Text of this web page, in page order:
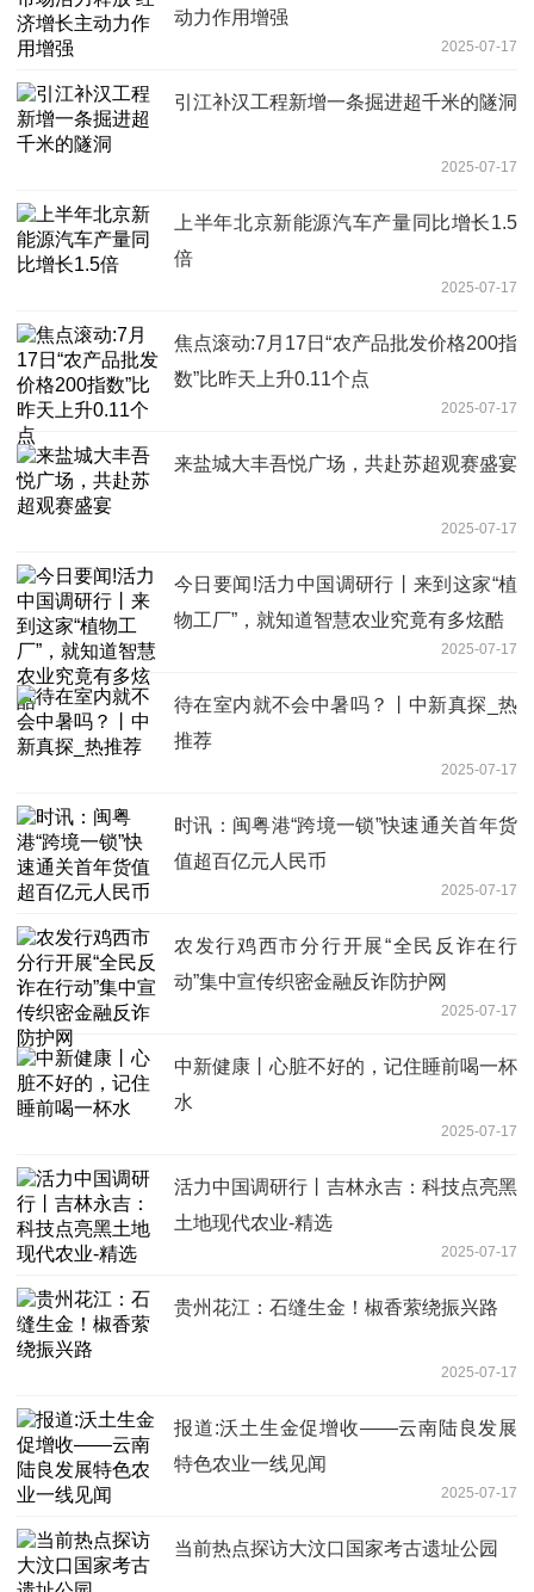
动力作用增强
2025-07-17
引江补汉工程新增一条掘进超千米的隧洞
2025-07-17
上半年北京新能源汽车产量同比增长1.5
倍
2025-07-17
焦点滚动:7月17日“农产品批发价格200指
数”比昨天上升0.11个点
2025-07-17
来盐城大丰吾悦广场，共赴苏超观赛盛宴
2025-07-17
今日要闻!活力中国调研行丨来到这家“植
物工厂”，就知道智慧农业究竟有多炫酷
2025-07-17
待在室内就不会中暑吗？丨中新真探_热
推荐
2025-07-17
时讯：闽粤港“跨境一锁”快速通关首年货
值超百亿元人民币
2025-07-17
农发行鸡西市分行开展“全民反诈在行
动”集中宣传织密金融反诈防护网
2025-07-17
中新健康丨心脏不好的，记住睡前喝一杯
水
2025-07-17
活力中国调研行丨吉林永吉：科技点亮黑
土地现代农业-精选
2025-07-17
贵州花江：石缝生金！椒香萦绕振兴路
2025-07-17
报道:沃土生金促增收——云南陆良发展
特色农业一线见闻
2025-07-17
当前热点探访大汶口国家考古遗址公园